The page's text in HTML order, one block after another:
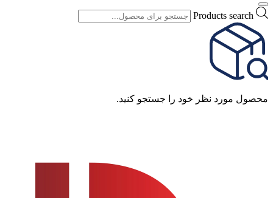
Products search
محصول مورد نظر خود را جستجو کنید.